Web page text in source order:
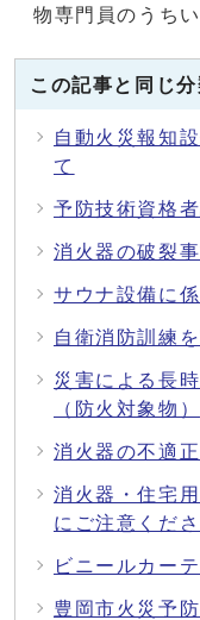
物専門員のうち
この記事と同じ
自動火災報知
て
予防技術資格
消火器の破裂
サウナ設備に
自衛消防訓練
災害による長
（防火対象物）
消火器の不適
消火器・住宅
にご注意くださ
ビニールカー
豊岡市火災予